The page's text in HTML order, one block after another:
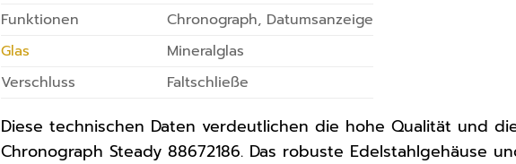
Funktionen
Chronograph, Datumsanzeige
Glas
Mineralglas
Verschluss
Faltschließe
Diese technischen Daten verdeutlichen die hohe Qualität und
Chronograph Steady 88672186. Das robuste Edelstahlgehäuse